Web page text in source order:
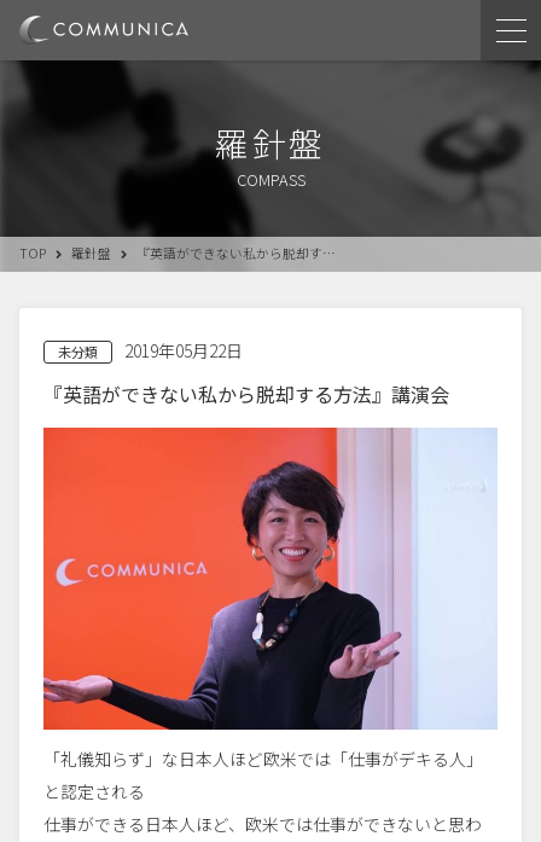
羅針盤
COMPASS
TOP 羅針盤 『英語ができない私から脱却す…
未分類 2019年05月22日
『英語ができない私から脱却する方法』講演会
「礼儀知らず」な日本人ほど欧⽶では「仕事がデキる⼈」
と認定される
仕事ができる日本人ほど、欧米では仕事ができないと思わ